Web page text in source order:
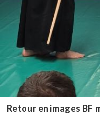
Retour en images BF